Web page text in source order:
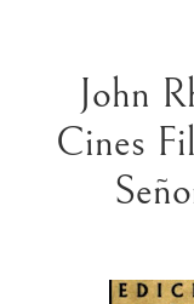
John
Cines